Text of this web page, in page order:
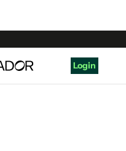
Login